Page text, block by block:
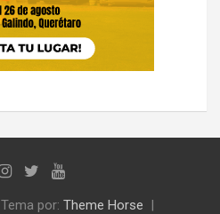
Tema por: Theme Horse